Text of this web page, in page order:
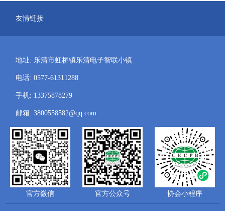
友情链接
地址: 乐清市虹桥镇乐清电子智联小镇
电话: 0577-61311288
手机: 13375878279
邮箱: 3800558582@qq.com
官方微信 官方公众号 协会小程序